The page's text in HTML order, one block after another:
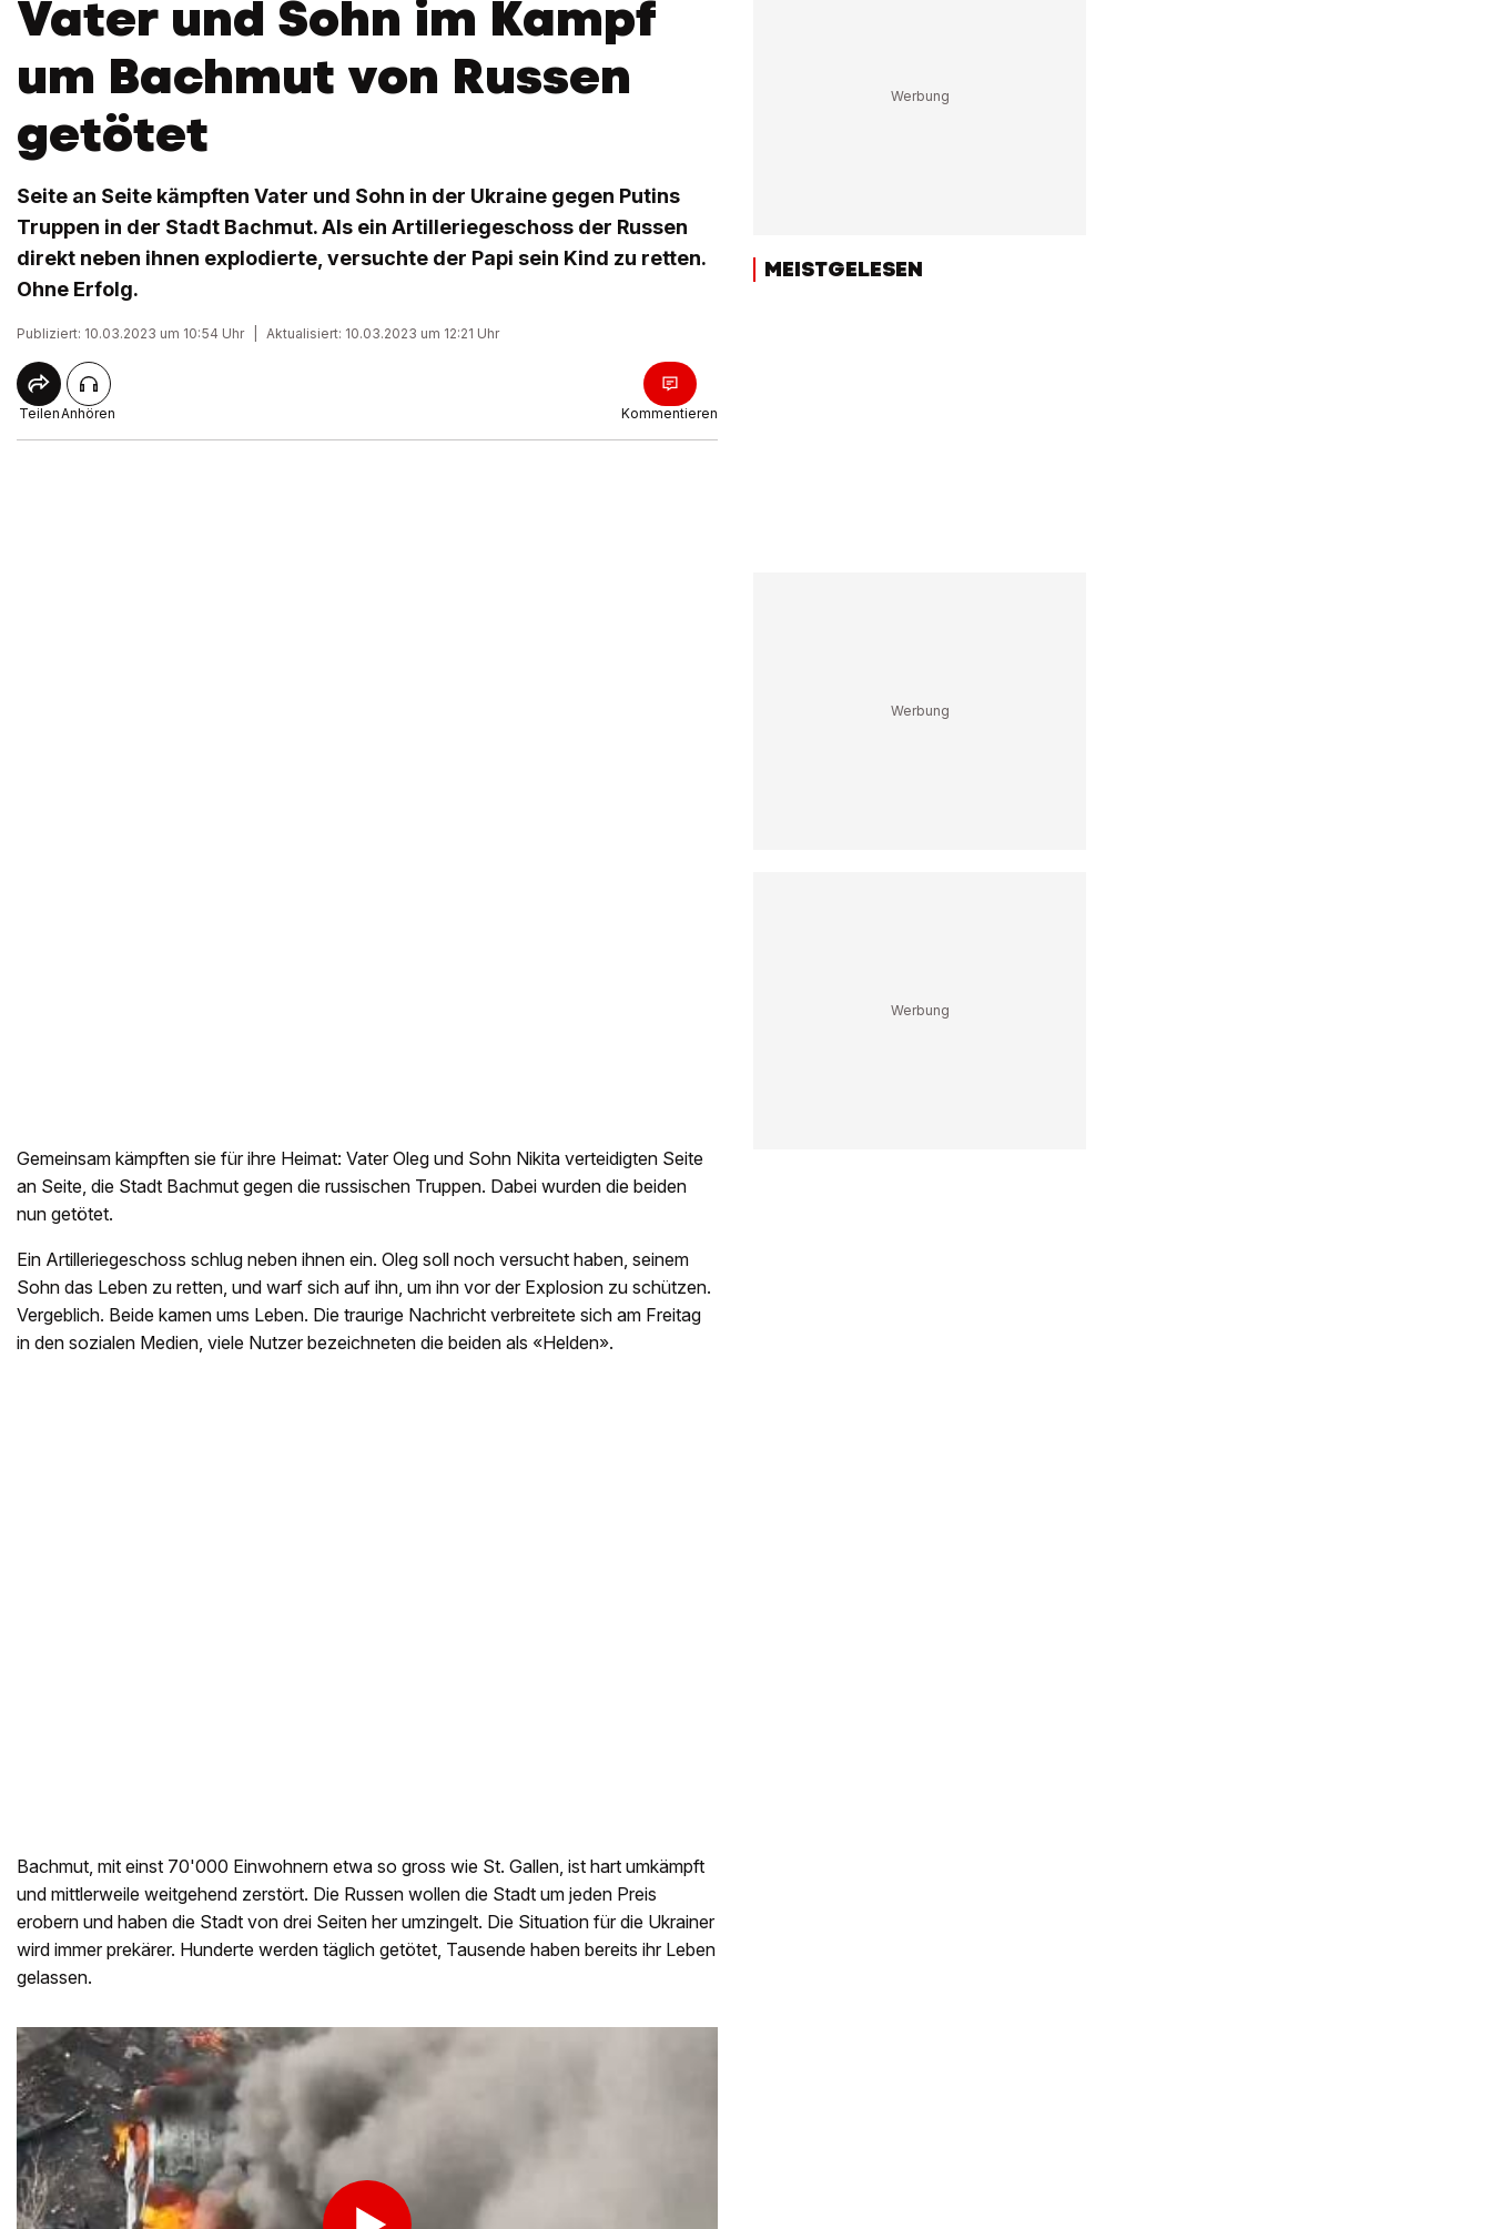
Vater und Sohn im Kampf
um Bachmut von Russen
getötet
Seite an Seite kämpften Vater und Sohn in der Ukraine gegen Putins
Truppen in der Stadt Bachmut. Als ein Artilleriegeschoss der Russen
direkt neben ihnen explodierte, versuchte der Papi sein Kind zu retten.
Ohne Erfolg.
Publiziert: 10.03.2023 um 10:54 Uhr Aktualisiert: 10.03.2023 um 12:21 Uhr
TeilenAnhören Kommentieren
Gemeinsam kämpften sie für ihre Heimat: Vater Oleg und Sohn Nikita verteidigten Seite
an Seite, die Stadt Bachmut gegen die russischen Truppen. Dabei wurden die beiden
nun getötet.
Ein Artilleriegeschoss schlug neben ihnen ein. Oleg soll noch versucht haben, seinem
Sohn das Leben zu retten, und warf sich auf ihn, um ihn vor der Explosion zu schützen.
Vergeblich. Beide kamen ums Leben. Die traurige Nachricht verbreitete sich am Freitag
in den sozialen Medien, viele Nutzer bezeichneten die beiden als «Helden».
Bachmut, mit einst 70'000 Einwohnern etwa so gross wie St. Gallen, ist hart umkämpft
und mittlerweile weitgehend zerstört. Die Russen wollen die Stadt um jeden Preis
erobern und haben die Stadt von drei Seiten her umzingelt. Die Situation für die Ukrainer
wird immer prekärer. Hunderte werden täglich getötet, Tausende haben bereits ihr Leben
gelassen.
MEISTGELESEN